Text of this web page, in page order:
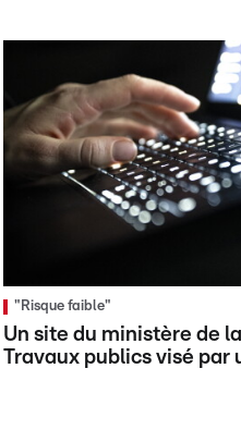
"Risque faible"
Un site du ministère de
Travaux publics visé par